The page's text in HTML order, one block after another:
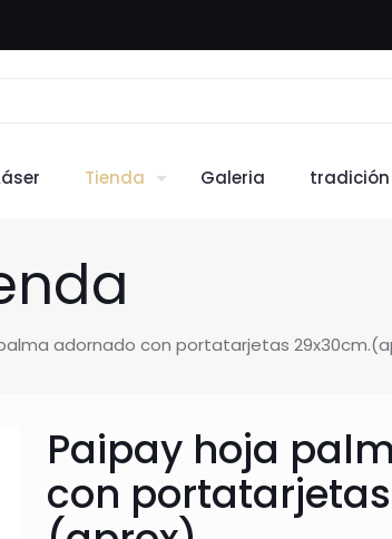
Tienda Galeria tradición
adornado con portatarjetas
Paipay hoja
con